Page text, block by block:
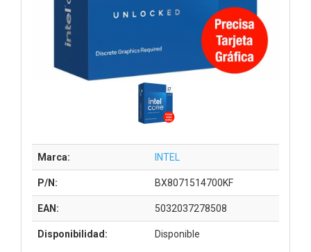
Marca: INTEL
P/N: BX8071514700KF
EAN: 5032037278508
Disponibilidad: Disponible